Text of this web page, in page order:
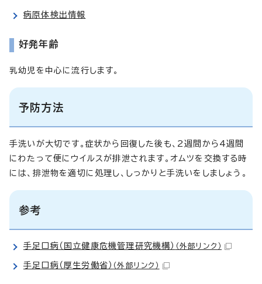
病原体検出情報
好発年齢
乳幼児を中心に流行します。
予防方法
手洗いが大切です。症状から回復した後も、2週間から4週間
にわたって便にウイルスが排泄されます。オムツを交換する時
には、排泄物を適切に処理し、しっかりと手洗いをしましょう。
参考
手足口病（国立健康危機管理研究機構） （外部リンク）
手足口病（厚生労働省） （外部リンク）